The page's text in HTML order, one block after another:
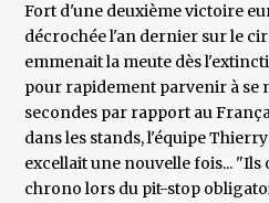
Fort d'une deuxième victoire
décrochée l'an dernier sur le
emmenait la meute dès
pour rapidement parvenir à se
secondes par rapport au
dans les stands, l'équipe
excellait une nouvelle fois...
chrono lors du pit-stop